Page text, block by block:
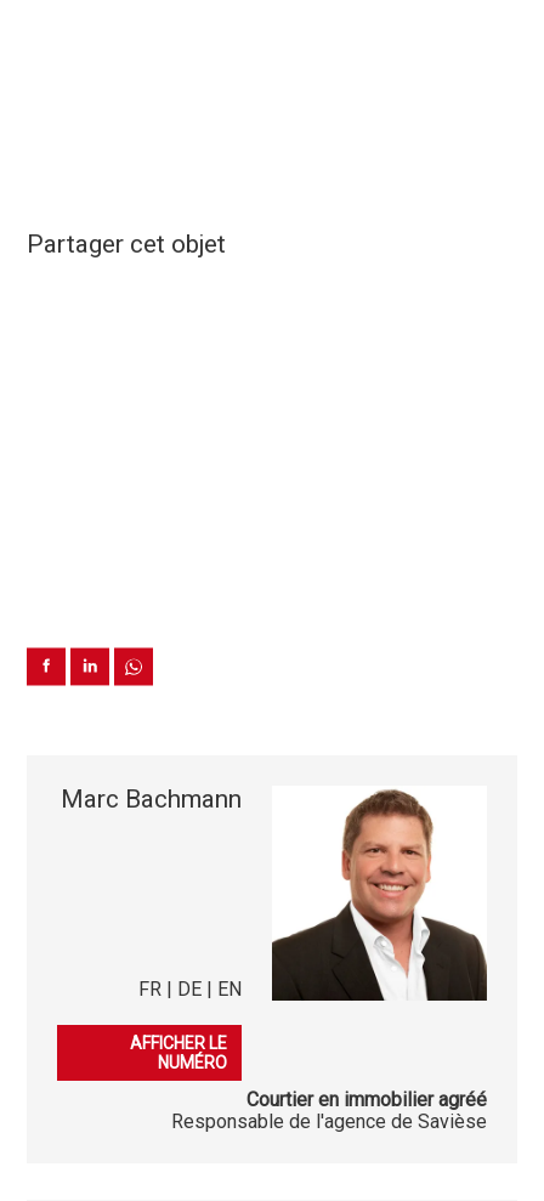
Partager cet objet
Marc Bachmann
FR | DE | EN
079 253 38 44
AFFICHER LE
NUMÉRO
Courtier en immobilier agréé
Responsable de l'agence de Savièse